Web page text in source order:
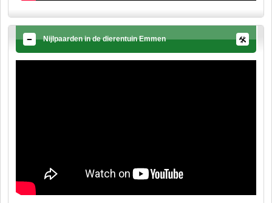
Nijlpaarden in de dierentuin Emmen